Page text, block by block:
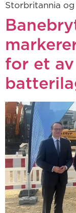
Storbritannia
for et